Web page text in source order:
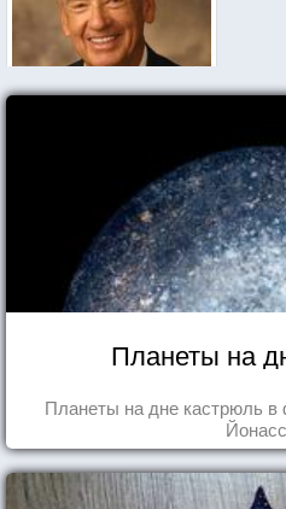
Планеты на
Планеты на дне кастрюль в